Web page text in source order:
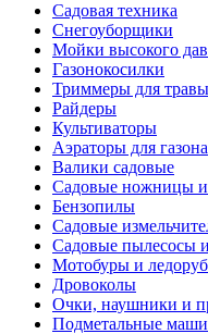
Садовая техника
Снегоуборщики
Мойки высокого
Газонокосилки
Триммеры для травы
Райдеры
Культиваторы
Аэраторы для газона
Валики садовые
Садовые ножницы и
Бензопилы
Садовые
Садовые пылесосы
Мотобуры и
Дровоколы
Очки, наушники и
Подметальные